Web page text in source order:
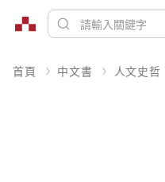
首頁 中文書 人文史哲